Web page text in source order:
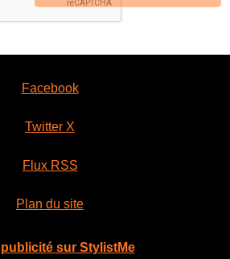
Facebook
Twitter X
Flux RSS
Plan du site
sur StylistMe